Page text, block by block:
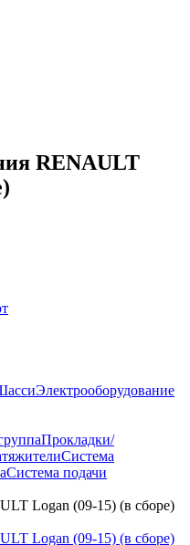
RENAULT
Электрооборудование
Прокладки/
Система
Система подачи
Logan (09-15) (в сборе)